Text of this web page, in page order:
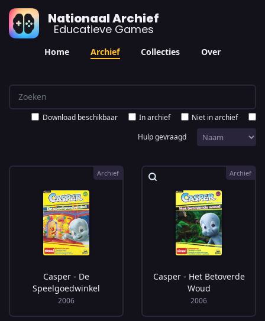
Nationaal Archief
Educatieve Games
Home Archief Collecties Over
Download beschikbaar In archief
Niet in archief
Hulp gevraagd
Casper - De
Speelgoedwinkel
2006
Archief
Casper - Het Betoverde
Woud
2006
Archief